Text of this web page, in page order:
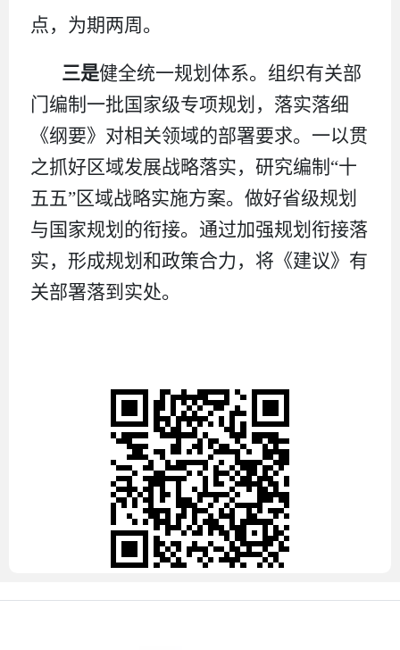
点，为期两周。
三是健全统一规划体系。组织有关部
门编制一批国家级专项规划，落实落细
《纲要》对相关领域的部署要求。一以贯
之抓好区域发展战略落实，研究编制 “十
五五”区域战略实施方案。做好省级规划
与国家规划的衔接。通过加强规划衔接落
实，形成规划和政策合力，将《建议》有
关部署落到实处。